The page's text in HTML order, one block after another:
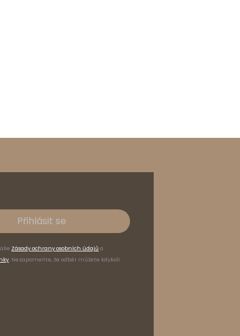
Přihlásit se
Zásady ochrany osobních údajů a
. Nezapomeňte, že odběr můžete kdykoli